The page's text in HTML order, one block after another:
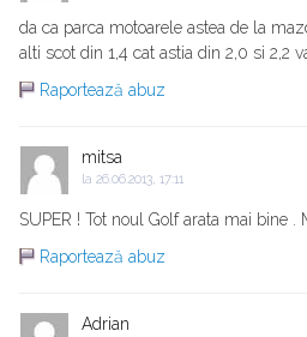
da ca parca motoarele astea de la
alti scot din 1,4 cat astia din 2,0 si 2,2
Raportează abuz
mitsa
la 26.06.2013, 17:11
SUPER ! Tot noul Golf arata mai bine .
Raportează abuz
Adrian